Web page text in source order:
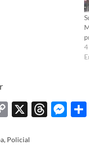
Copy
X
, Policial